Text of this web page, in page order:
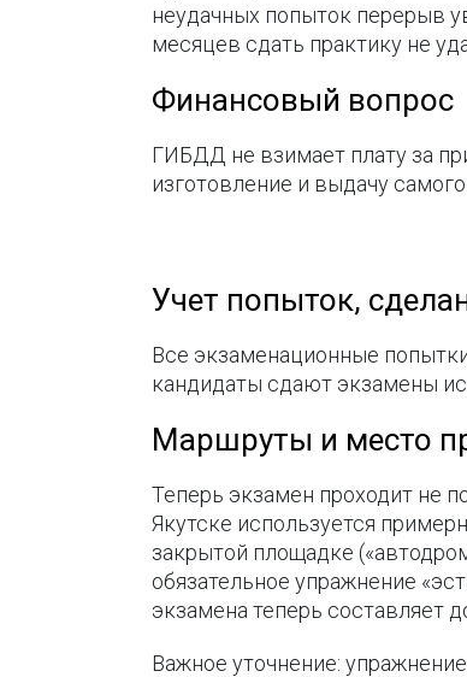
неудачных попыток перерыв
месяцев сдать практику не
Финансовый вопрос
ГИБДД не взимает плату за
изготовление и выдачу
Учет попыток,
Все экзаменационные
кандидаты сдают экзамены
Маршруты и место
Теперь экзамен проходит не
Якутске используется
закрытой площадке
обязательное упражнение
экзамена теперь составляет
Важное уточнение: